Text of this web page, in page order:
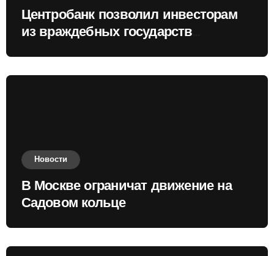
Центробанк позволил инвесторам
из враждебных государств
Новости
В Москве ограничат движение на
Садовом кольце